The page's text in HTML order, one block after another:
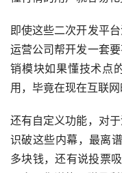
即使这些二次开发平
运营公司帮开发一套
销模块如果懂技术点
用，毕竟在现在互联
还有自定义功能，对
识破这些内幕，最离
多块钱，还有说投票